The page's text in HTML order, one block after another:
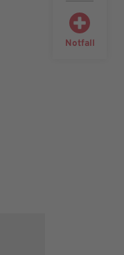
Notfall